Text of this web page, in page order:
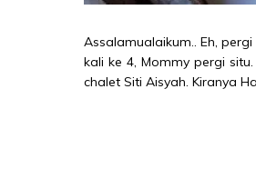
Assalamualaikum.. Eh,
kali ke 4, Mommy pergi
chalet Siti Aisyah. Kiranya